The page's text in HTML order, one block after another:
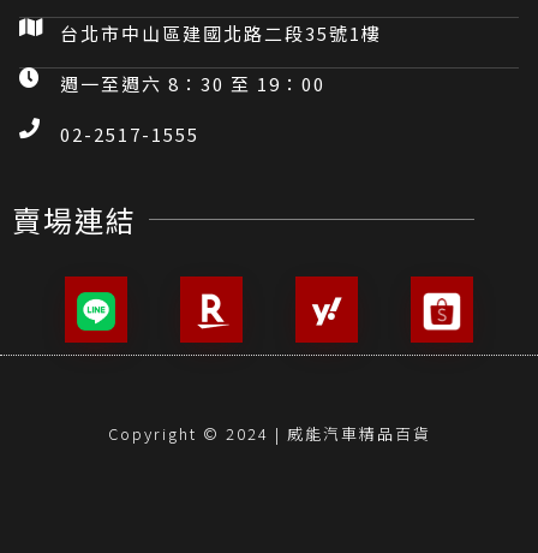
台北市中山區建國北路二段35號1樓
週一至週六 8：30 至 19：00
02-2517-1555
賣場連結
Copyright © 2024 | 威能汽車精品百貨